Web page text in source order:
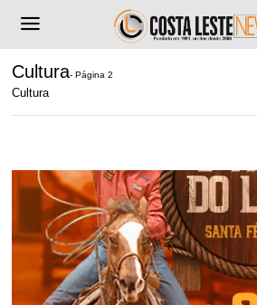
Cultura- Página 2
Cultura